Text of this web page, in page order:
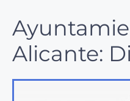
Alicante: